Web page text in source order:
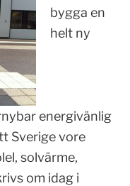
bygga en
helt ny
energivänlig
Sverige vore
solvärme,
om idag i